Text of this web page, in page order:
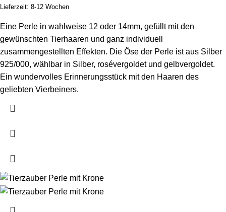
Lieferzeit: 8-12 Wochen
Eine Perle in wahlweise 12 oder 14mm, gefüllt mit den
gewünschten Tierhaaren und ganz individuell
zusammengestellten Effekten. Die Öse der Perle ist aus Silber
925/000, wählbar in Silber, rosévergoldet und gelbvergoldet.
Ein wundervolles Erinnerungsstück mit den Haaren des
geliebten Vierbeiners.